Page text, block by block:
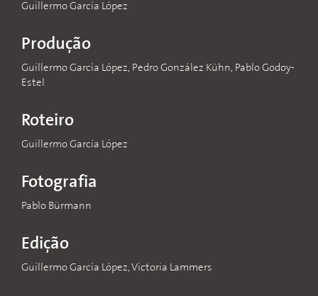
Guillermo García López
Produção
Guillermo García López, Pedro González Kühn, Pablo Godoy-
Estel
Roteiro
Guillermo García López
Fotografia
Pablo Bürmann
Edição
Guillermo García López, Victoria Lammers